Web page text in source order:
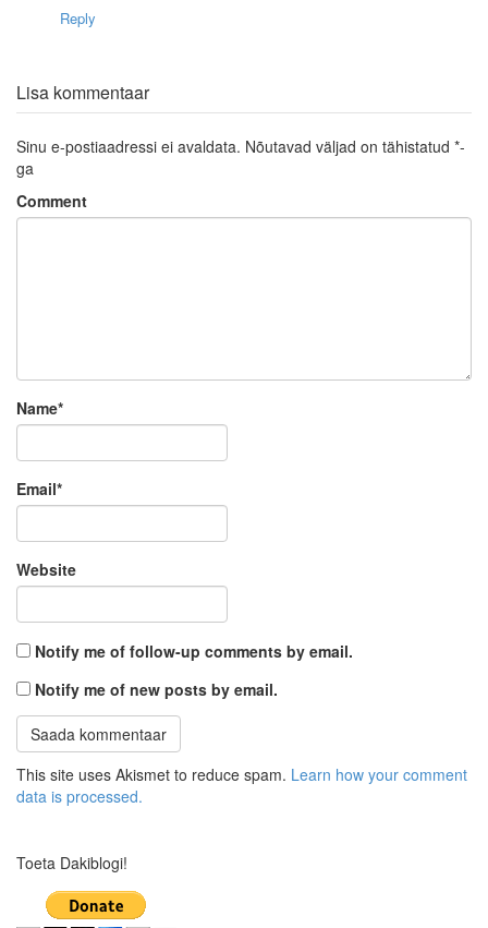
Reply
Lisa kommentaar
Sinu e-postiaadressi ei avaldata. Nõutavad väljad on tähistatud *-
ga
Comment
Name*
Email*
Website
Notify me of follow-up comments by email.
Notify me of new posts by email.
This site uses Akismet to reduce spam. Learn how your comment
data is processed.
Toeta Dakiblogi!